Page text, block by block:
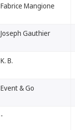
Fabrice Mangione
Joseph Gauthier
K. B.
Event & Go
-